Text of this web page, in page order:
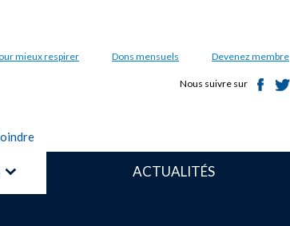
mieux respirer Dons mensuels Devenez membre
Nous suivre sur
ACTUALITÉS